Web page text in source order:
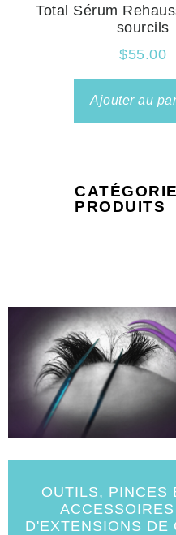
Total Sérum
sourcils
$55.00
Ajouter au
PRODUITS
OUTILS, PINCES
ACCESSOIRES
D'EXTENSIONS DE